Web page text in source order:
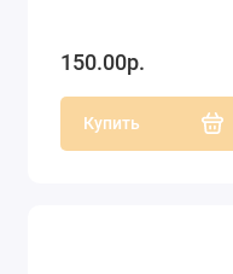
150.00р.
Купить